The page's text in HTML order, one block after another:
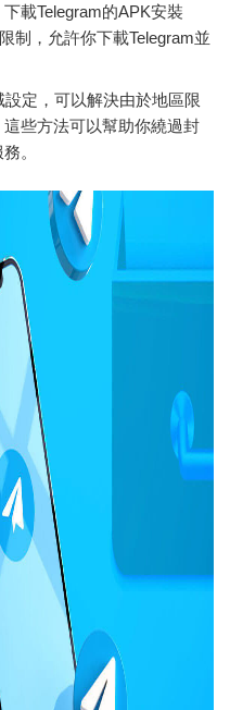
下載Telegram的APK安裝
制，允許你下載Telegram並
定，可以解決由於地區限
些方法可以幫助你繞過封
。